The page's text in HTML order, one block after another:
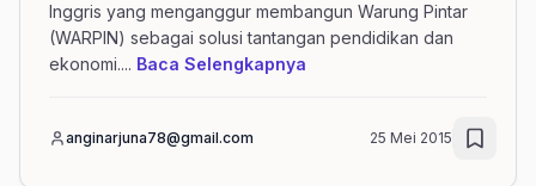
Inggris yang menganggur membangun Warung Pintar
(WARPIN) sebagai solusi tantangan pendidikan dan
ekonomi.... Baca Selengkapnya
anginarjuna78@gmail.com 25 Mei 2015